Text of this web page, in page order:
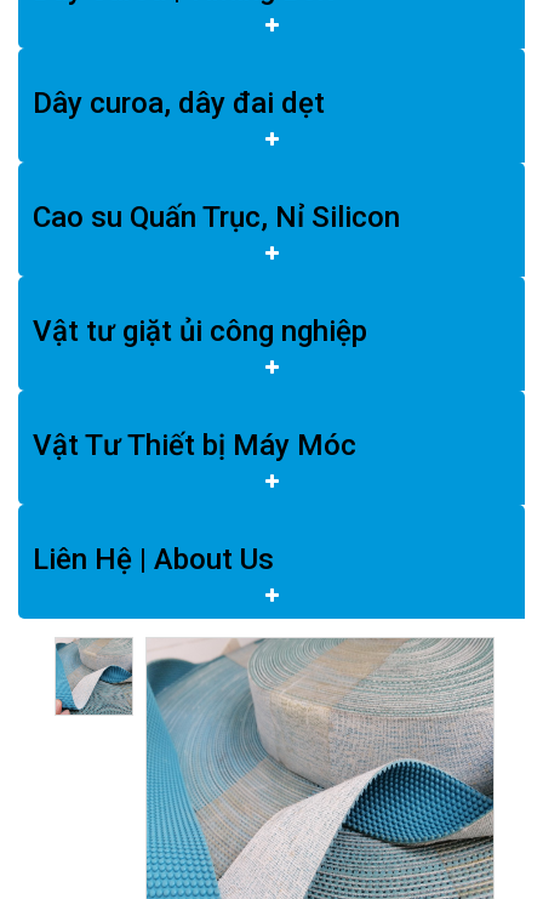
Dây curoa, dây đai dẹt
Cao su Quấn Trục, Nỉ Silicon
Vật tư giặt ủi công nghiệp
Vật Tư Thiết bị Máy Móc
Liên Hệ | About Us